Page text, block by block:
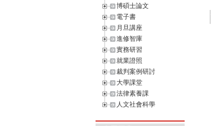
博碩士論文
電子書
月旦講座
進修智庫
實務研習
就業證照
裁判案例研討
大學課堂
法律素養課
人文社會科學